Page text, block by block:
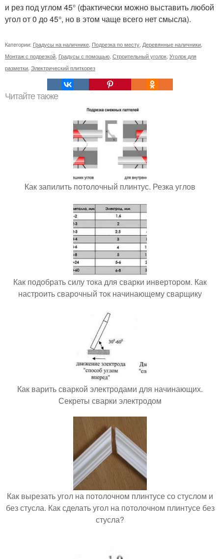
и рез под углом 45° (фактически можно выставить любой
угол от 0 до 45°, но в этом чаще всего нет смысла).
Категории: Градусы на наличнике, Подрезка по месту, Деревянные наличники,
Монтаж с подрезкой, Градусы с помощью, Строительный уголок, Уголок для
разметки, Электрический плиткорез
Читайте также
Как запилить потолочный плинтус. Резка углов
Как подобрать силу тока для сварки инвертором. Как
настроить сварочный ток начинающему сварщику
Как варить сваркой электродами для начинающих.
Секреты сварки электродом
Как вырезать угол на потолочном плинтусе со стуслом и
без стусла. Как сделать угол на потолочном плинтусе без
стусла?